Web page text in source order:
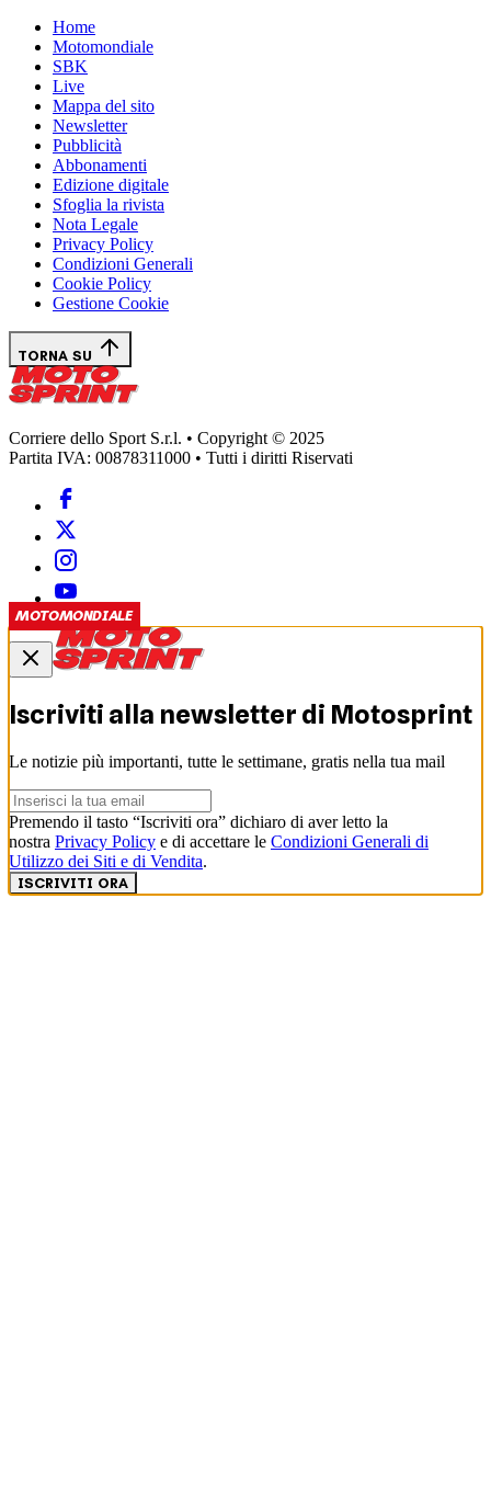
MOTOMONDIALE
MOTOMONDIALE
MOTOMONDIALE
Home
Motomondiale
SBK
Live
Mappa del sito
Newsletter
Pubblicità
Abbonamenti
Edizione digitale
Sfoglia la rivista
Nota Legale
Privacy Policy
Condizioni Generali
Cookie Policy
Gestione Cookie
TORNA SU
Corriere dello Sport S.r.l. • Copyright © 2025
Partita IVA: 00878311000 • Tutti i diritti Riservati
Iscriviti alla newsletter di Motosprint
Le notizie più importanti, tutte le settimane, gratis nella tua mail
Premendo il tasto “Iscriviti ora” dichiaro di aver letto la
nostra Privacy Policy e di accettare le Condizioni Generali di
Utilizzo dei Siti e di Vendita.
ISCRIVITI ORA